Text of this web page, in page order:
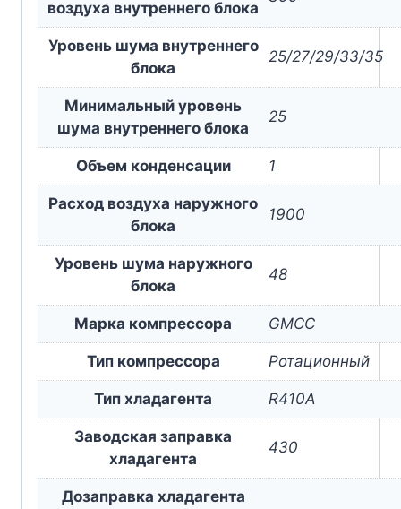
воздуха внутреннего блока
Уровень шума внутреннего
блока
25/27/29/33/35
Минимальный уровень
шума внутреннего блока
25
Объем конденсации 1
Расход воздуха наружного
блока
1900
Уровень шума наружного
блока
48
Марка компрессора GMCC
Тип компрессора Ротационный
Тип хладагента R410A
Заводская заправка
хладагента
430
Дозаправка хладагента